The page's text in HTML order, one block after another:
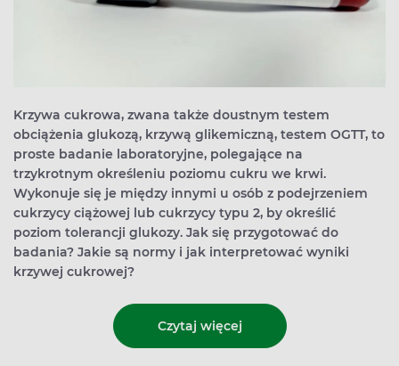
Krzywa cukrowa, zwana także doustnym testem
obciążenia glukozą, krzywą glikemiczną, testem OGTT, to
proste badanie laboratoryjne, polegające na
trzykrotnym określeniu poziomu cukru we krwi.
Wykonuje się je między innymi u osób z podejrzeniem
cukrzycy ciążowej lub cukrzycy typu 2, by określić
poziom tolerancji glukozy. Jak się przygotować do
badania? Jakie są normy i jak interpretować wyniki
krzywej cukrowej?
Czytaj więcej